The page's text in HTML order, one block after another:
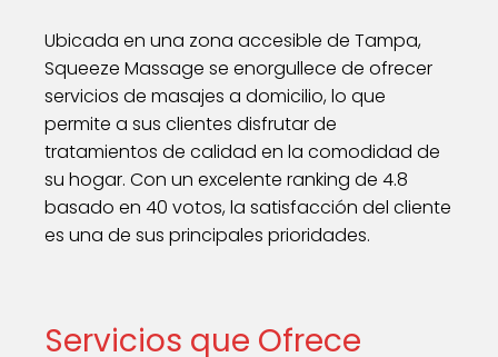
Ubicada en una zona accesible de Tampa,
Squeeze Massage se enorgullece de ofrecer
servicios de masajes a domicilio, lo que
permite a sus clientes disfrutar de
tratamientos de calidad en la comodidad de
su hogar. Con un excelente ranking de 4.8
basado en 40 votos, la satisfacción del cliente
es una de sus principales prioridades.
Servicios que Ofrece